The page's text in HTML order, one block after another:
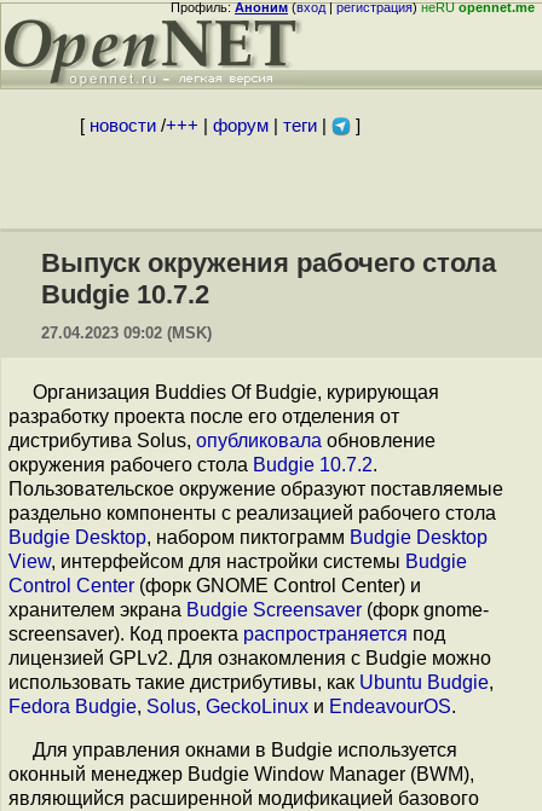
Профиль:Аноним(вход|регистрация)неRUopennet.me
[ новости/+++ форум| теги| ]
Выпуск окружения рабочего стола
Budgie 10.7.2
27.04.2023 09:02 (MSK)
Организация Buddies Of Budgie, курирующая
разработку проекта после его отделения от
дистрибутива Solus, опубликовала обновление
окружения рабочего стола Budgie 10.7.2.
Пользовательское окружение образуют поставляемые
раздельно компоненты с реализацией рабочего стола
Budgie Desktop, набором пиктограмм Budgie Desktop
View, интерфейсом для настройки системы Budgie
Control Center (форк GNOME Control Center) и
хранителем экрана Budgie Screensaver (форк gnome-
screensaver). Код проекта распространяется под
лицензией GPLv2. Для ознакомления с Budgie можно
использовать такие дистрибутивы, как Ubuntu Budgie,
Fedora Budgie, Solus, GeckoLinux и EndeavourOS.
Для управления окнами в Budgie используется
оконный менеджер Budgie Window Manager (BWM),
являющийся расширенной модификацией базового